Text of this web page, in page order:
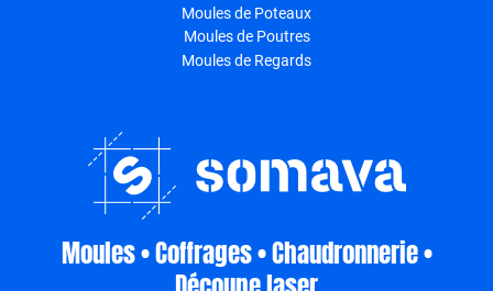
Moules de Poteaux
Moules de Poutres
Moules de Regards
Moules • Coffrages • Chaudronnerie •